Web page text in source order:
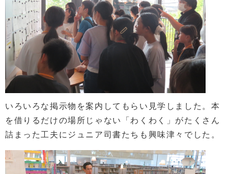
いろいろな掲示物を案内してもらい見学しました。本
を借りるだけの場所じゃない「わくわく」がたくさん
詰まった工夫にジュニア司書たちも興味津々でした。